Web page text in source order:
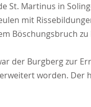
St. Martinus in
mit
Böschungsbruch
der Burgberg zur
worden. Der